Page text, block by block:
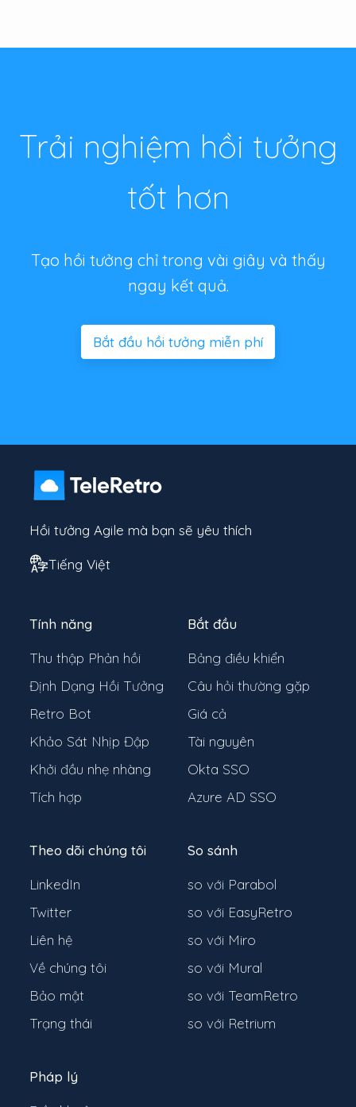
Trải nghiệm hồi tưởng
tốt hơn
Tạo hồi tưởng chỉ trong vài giây và thấy
ngay kết quả.
Bắt đầu hồi tưởng miễn phí
Hồi tưởng Agile mà bạn sẽ yêu thích
Tiếng Việt
Tính năng
Thu thập Phản hồi
Định Dạng Hồi Tưởng
Retro Bot
Khảo Sát Nhịp Đập
Khởi đầu nhẹ nhàng
Tích hợp
Bắt đầu
Bảng điều khiển
Câu hỏi thường gặp
Giá cả
Tài nguyên
Okta SSO
Azure AD SSO
Theo dõi chúng tôi
LinkedIn
Twitter
Liên hệ
Về chúng tôi
Bảo mật
Trạng thái
So sánh
so với Parabol
so với EasyRetro
so với Miro
so với Mural
so với TeamRetro
so với Retrium
Pháp lý